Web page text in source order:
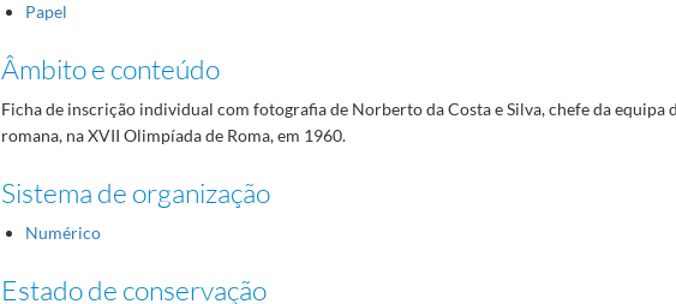
Papel
Âmbito e conteúdo
Ficha de inscrição individual com fotografia de Norberto da Costa e Silva, chefe da equipa
romana, na XVII Olimpíada de Roma, em 1960.
Sistema de organização
Numérico
Estado de conservação